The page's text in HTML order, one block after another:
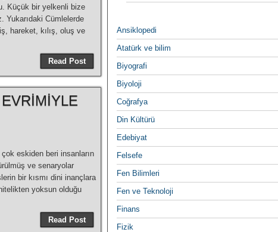
Küçük bir yelkenli bize
Yukarıdaki Cümlelerde
hareket, kılış, oluş ve
Read Post
eskiden beri insanların
ve senaryolar
bir kısmı dini inançlara
yoksun olduğu
Read Post
Ansiklopedi
Atatürk ve bilim
Biyografi
Biyoloji
Coğrafya
Din Kültürü
Edebiyat
Felsefe
Fen Bilimleri
Fen ve Teknoloji
Finans
Fizik